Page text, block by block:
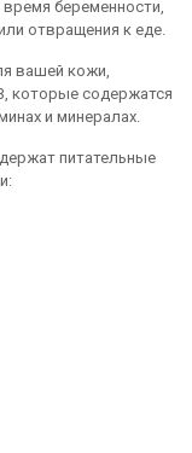
беременности,
отвращения к еде.
вашей кожи,
которые содержатся
и минералах.
питательные